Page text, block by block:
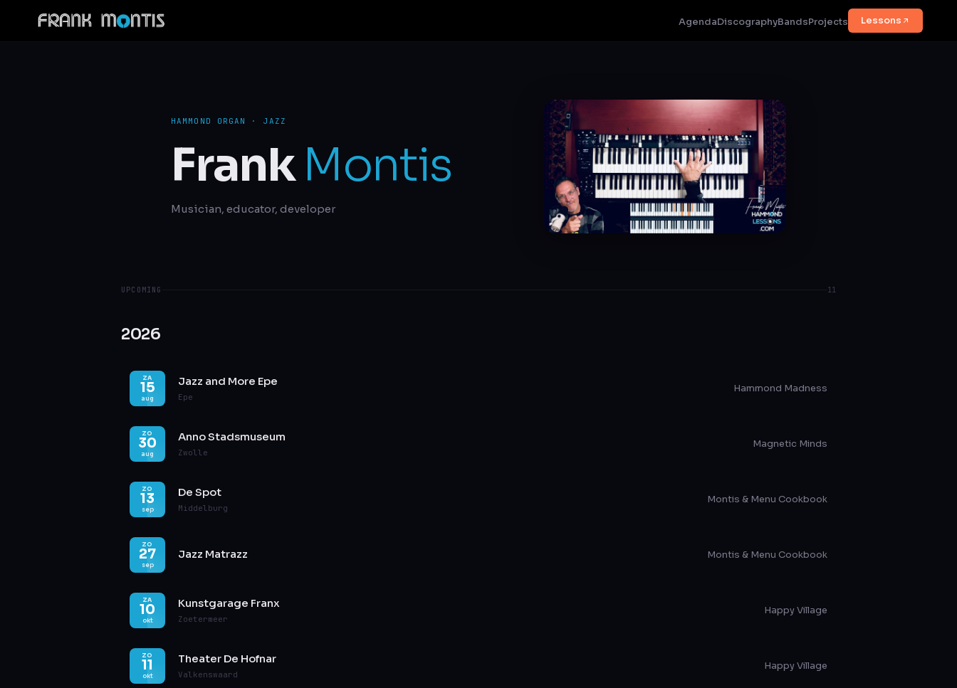
AgendaDiscographyBandsProjects Lessons
HAMMOND ORGAN · JAZZ
FrankMontis
Musician, educator, developer
UPCOMING 11
2026
ZA
15
aug
Jazz and More Epe
Epe
Hammond Madness
ZO
30
aug
Anno Stadsmuseum
Zwolle
Magnetic Minds
ZO
13
sep
De Spot
Middelburg
Montis & Menu Cookbook
ZO
27
sep
Jazz Matrazz Montis & Menu Cookbook
ZA
10
okt
Kunstgarage Franx
Zoetermeer
Happy Village
ZO
11
okt
Theater De Hofnar
Valkenswaard
Happy Village